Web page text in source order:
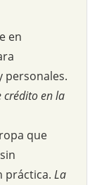
en
personales.
crédito en la
que
práctica. La